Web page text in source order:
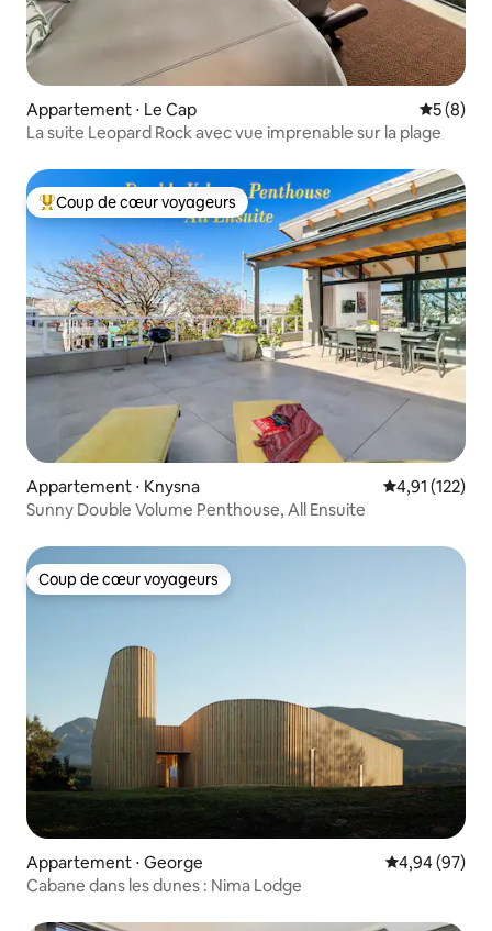
Appartement ⋅ Le Cap
5 (8)
La suite Leopard Rock avec vue imprenable sur la plage
Coups de cœur voyageurs les plus appréciés
Coup de cœur voyageurs
Appartement ⋅ Knysna Évaluation
4,91 (122)
Sunny Double Volume Penthouse, All Ensuite
Coup de cœur voyageurs
Coup de cœur voyageurs
Appartement ⋅ George Évaluation
4,94 (97)
Cabane dans les dunes : Nima Lodge